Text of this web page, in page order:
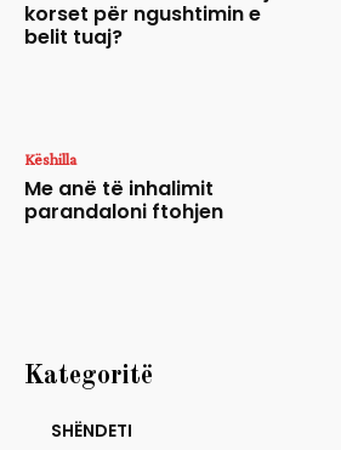
korset për ngushtimin e
belit tuaj?
Këshilla
Me anë të inhalimit
parandaloni ftohjen
Kategoritë
SHËNDETI